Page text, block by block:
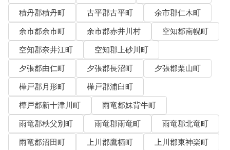
積丹郡積丹町
古平郡古平町
余市郡仁木町
余市郡余市町
余市郡赤井川村
空知郡南幌町
空知郡奈井江町
空知郡上砂川町
夕張郡由仁町
夕張郡長沼町
夕張郡栗山町
樺戸郡月形町
樺戸郡浦臼町
樺戸郡新十津川町
雨竜郡妹背牛町
雨竜郡秩父別町
雨竜郡雨竜町
雨竜郡北竜町
雨竜郡沼田町
上川郡鷹栖町
上川郡東神楽町